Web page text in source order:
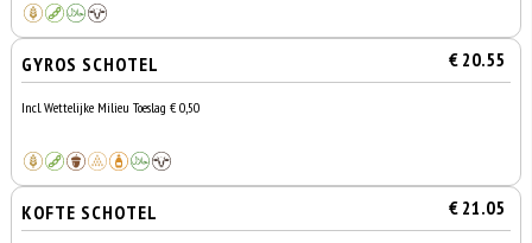
GYROS SCHOTEL € 20.55
Incl. Wettelijke Milieu Toeslag € 0,50
KOFTE SCHOTEL € 21.05